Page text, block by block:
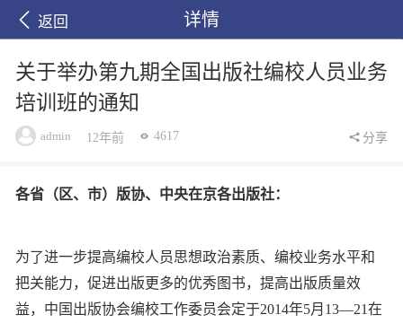
返回 详情
关于举办第九期全国出版社编校人员业务
培训班的通知
admin 12年前 4617 分享
各省（区、市）版协、中央在京各出版社：
为了进一步提高编校人员思想政治素质、编校业务水平和
把关能力，促进出版更多的优秀图书，提高出版质量效
益，中国出版协会编校工作委员会定于2014年5月13—21在